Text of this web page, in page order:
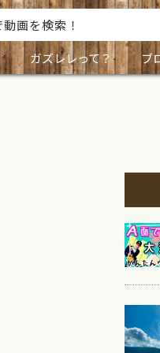
ガズレレって？ ブ